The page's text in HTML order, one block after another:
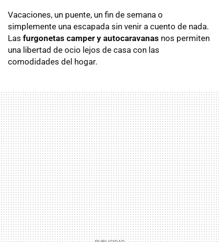
Vacaciones, un puente, un fin de semana o
simplemente una escapada sin venir a cuento de nada.
Las furgonetas camper y autocaravanas nos permiten
una libertad de ocio lejos de casa con las
comodidades del hogar.